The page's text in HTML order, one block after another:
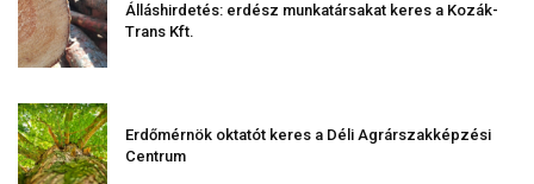
Álláshirdetés: erdész munkatársakat keres a Kozák-
Trans Kft.
Erdőmérnök oktatót keres a Déli Agrárszakképzési
Centrum